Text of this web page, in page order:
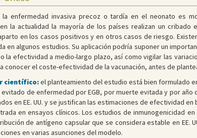
la enfermedad invasiva precoz o tardía en el neonato es
la actualidad la mayoría de los países realizan un
en los casos positivos y en otros casos de riesgo.
en algunos estudios. Su aplicación podría suponer un
la efectividad a medio-largo plazo, así como vigilar las
conocer el coste-efectividad de la vacunación, antes de
científico:el planteamiento del estudio está bien formulado
de enfermedad por EGB, por muerte evitada y por
en EE. UU. y se justifican las estimaciones de efectividad
en ensayos clínicos. Los estudios de inmunogenicidad
de antígeno capsular que se considera estable en EE.
en varias asunciones del modelo.